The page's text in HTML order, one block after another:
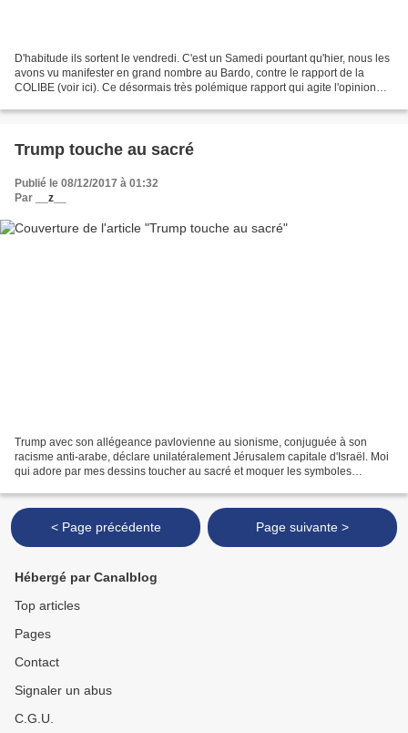
D'habitude ils sortent le vendredi. C'est un Samedi pourtant qu'hier, nous les
avons vu manifester en grand nombre au Bardo, contre le rapport de la
COLIBE (voir ici). Ce désormais très polémique rapport qui agite l'opinion
Trump touche au sacré
Publié le 08/12/2017 à 01:32
Par
__z__
Trump avec son allégeance pavlovienne au sionisme, conjuguée à son
racisme anti-arabe, déclare unilatéralement Jérusalem capitale d'Israël. Moi
qui adore par mes dessins toucher au sacré et moquer les symboles
< Page précédente Page suivante >
Hébergé par Canalblog
Top articles
Pages
Contact
Signaler un abus
C.G.U.